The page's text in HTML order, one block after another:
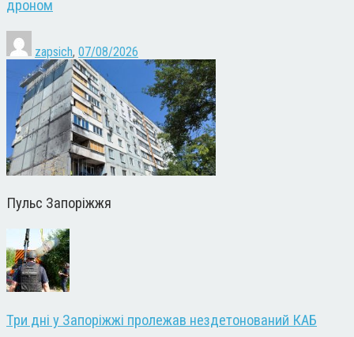
дроном
zapsich, 07/08/2026
Пульс Запоріжжя
Три дні у Запоріжжі пролежав нездетонований КАБ